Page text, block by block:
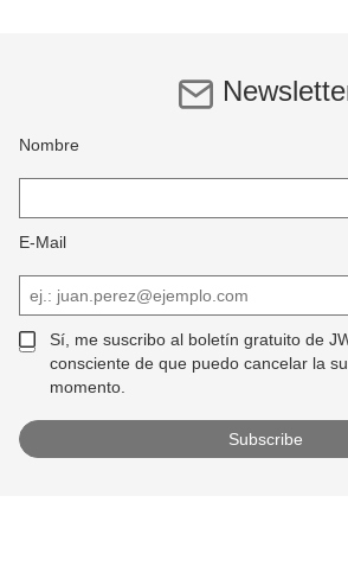
Nombre
E-Mail
Sí, me suscribo al boletín gratuito de
consciente de que puedo cancelar la
momento.